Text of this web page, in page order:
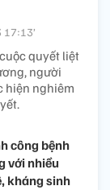
quyết liệt
người
hiện nghiêm
công bệnh
với nhiều
kháng sinh